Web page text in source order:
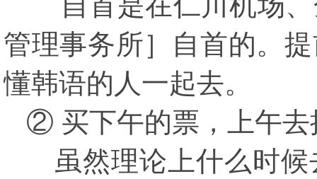
管理事务所］自首的。
懂韩语的人一起去。
② 买下午的票，上午去
虽然理论上什么时候